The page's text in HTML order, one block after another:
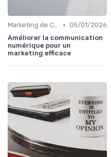
Marketing de Contenu • 05/01/2026
Améliorer la communication
numérique pour un
marketing efficace